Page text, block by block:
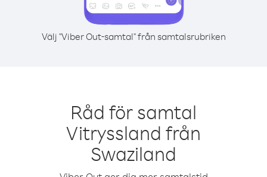
Välj "Viber Out-samtal" från samtalsrubriken
Råd för samtal
Vitryssland från
Swaziland